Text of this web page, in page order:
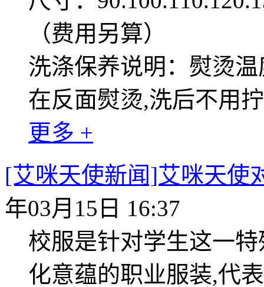
（费用另算）
洗涤保养说明：熨烫
在反面熨烫,洗后不用
更多 +
[艾咪天使新闻]艾咪天使
年03月15日 16:37
校服是针对学生这一
化意蕴的职业服装,代